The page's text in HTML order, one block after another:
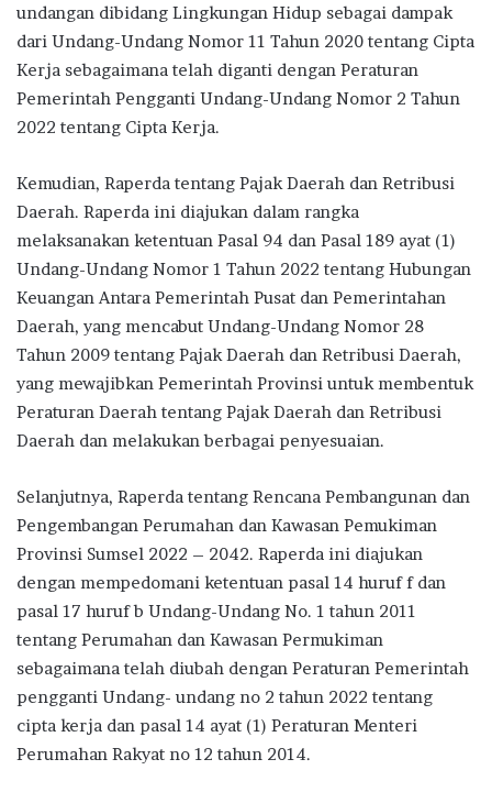
undangan dibidang Lingkungan Hidup sebagai dampak
dari Undang-Undang Nomor 11 Tahun 2020 tentang Cipta
Kerja sebagaimana telah diganti dengan Peraturan
Pemerintah Pengganti Undang-Undang Nomor 2 Tahun
2022 tentang Cipta Kerja.
Kemudian, Raperda tentang Pajak Daerah dan Retribusi
Daerah. Raperda ini diajukan dalam rangka
melaksanakan ketentuan Pasal 94 dan Pasal 189 ayat (1)
Undang-Undang Nomor 1 Tahun 2022 tentang Hubungan
Keuangan Antara Pemerintah Pusat dan Pemerintahan
Daerah, yang mencabut Undang-Undang Nomor 28
Tahun 2009 tentang Pajak Daerah dan Retribusi Daerah,
yang mewajibkan Pemerintah Provinsi untuk membentuk
Peraturan Daerah tentang Pajak Daerah dan Retribusi
Daerah dan melakukan berbagai penyesuaian.
Selanjutnya, Raperda tentang Rencana Pembangunan dan
Pengembangan Perumahan dan Kawasan Pemukiman
Provinsi Sumsel 2022 – 2042. Raperda ini diajukan
dengan mempedomani ketentuan pasal 14 huruf f dan
pasal 17 huruf b Undang-Undang No. 1 tahun 2011
tentang Perumahan dan Kawasan Permukiman
sebagaimana telah diubah dengan Peraturan Pemerintah
pengganti Undang- undang no 2 tahun 2022 tentang
cipta kerja dan pasal 14 ayat (1) Peraturan Menteri
Perumahan Rakyat no 12 tahun 2014.